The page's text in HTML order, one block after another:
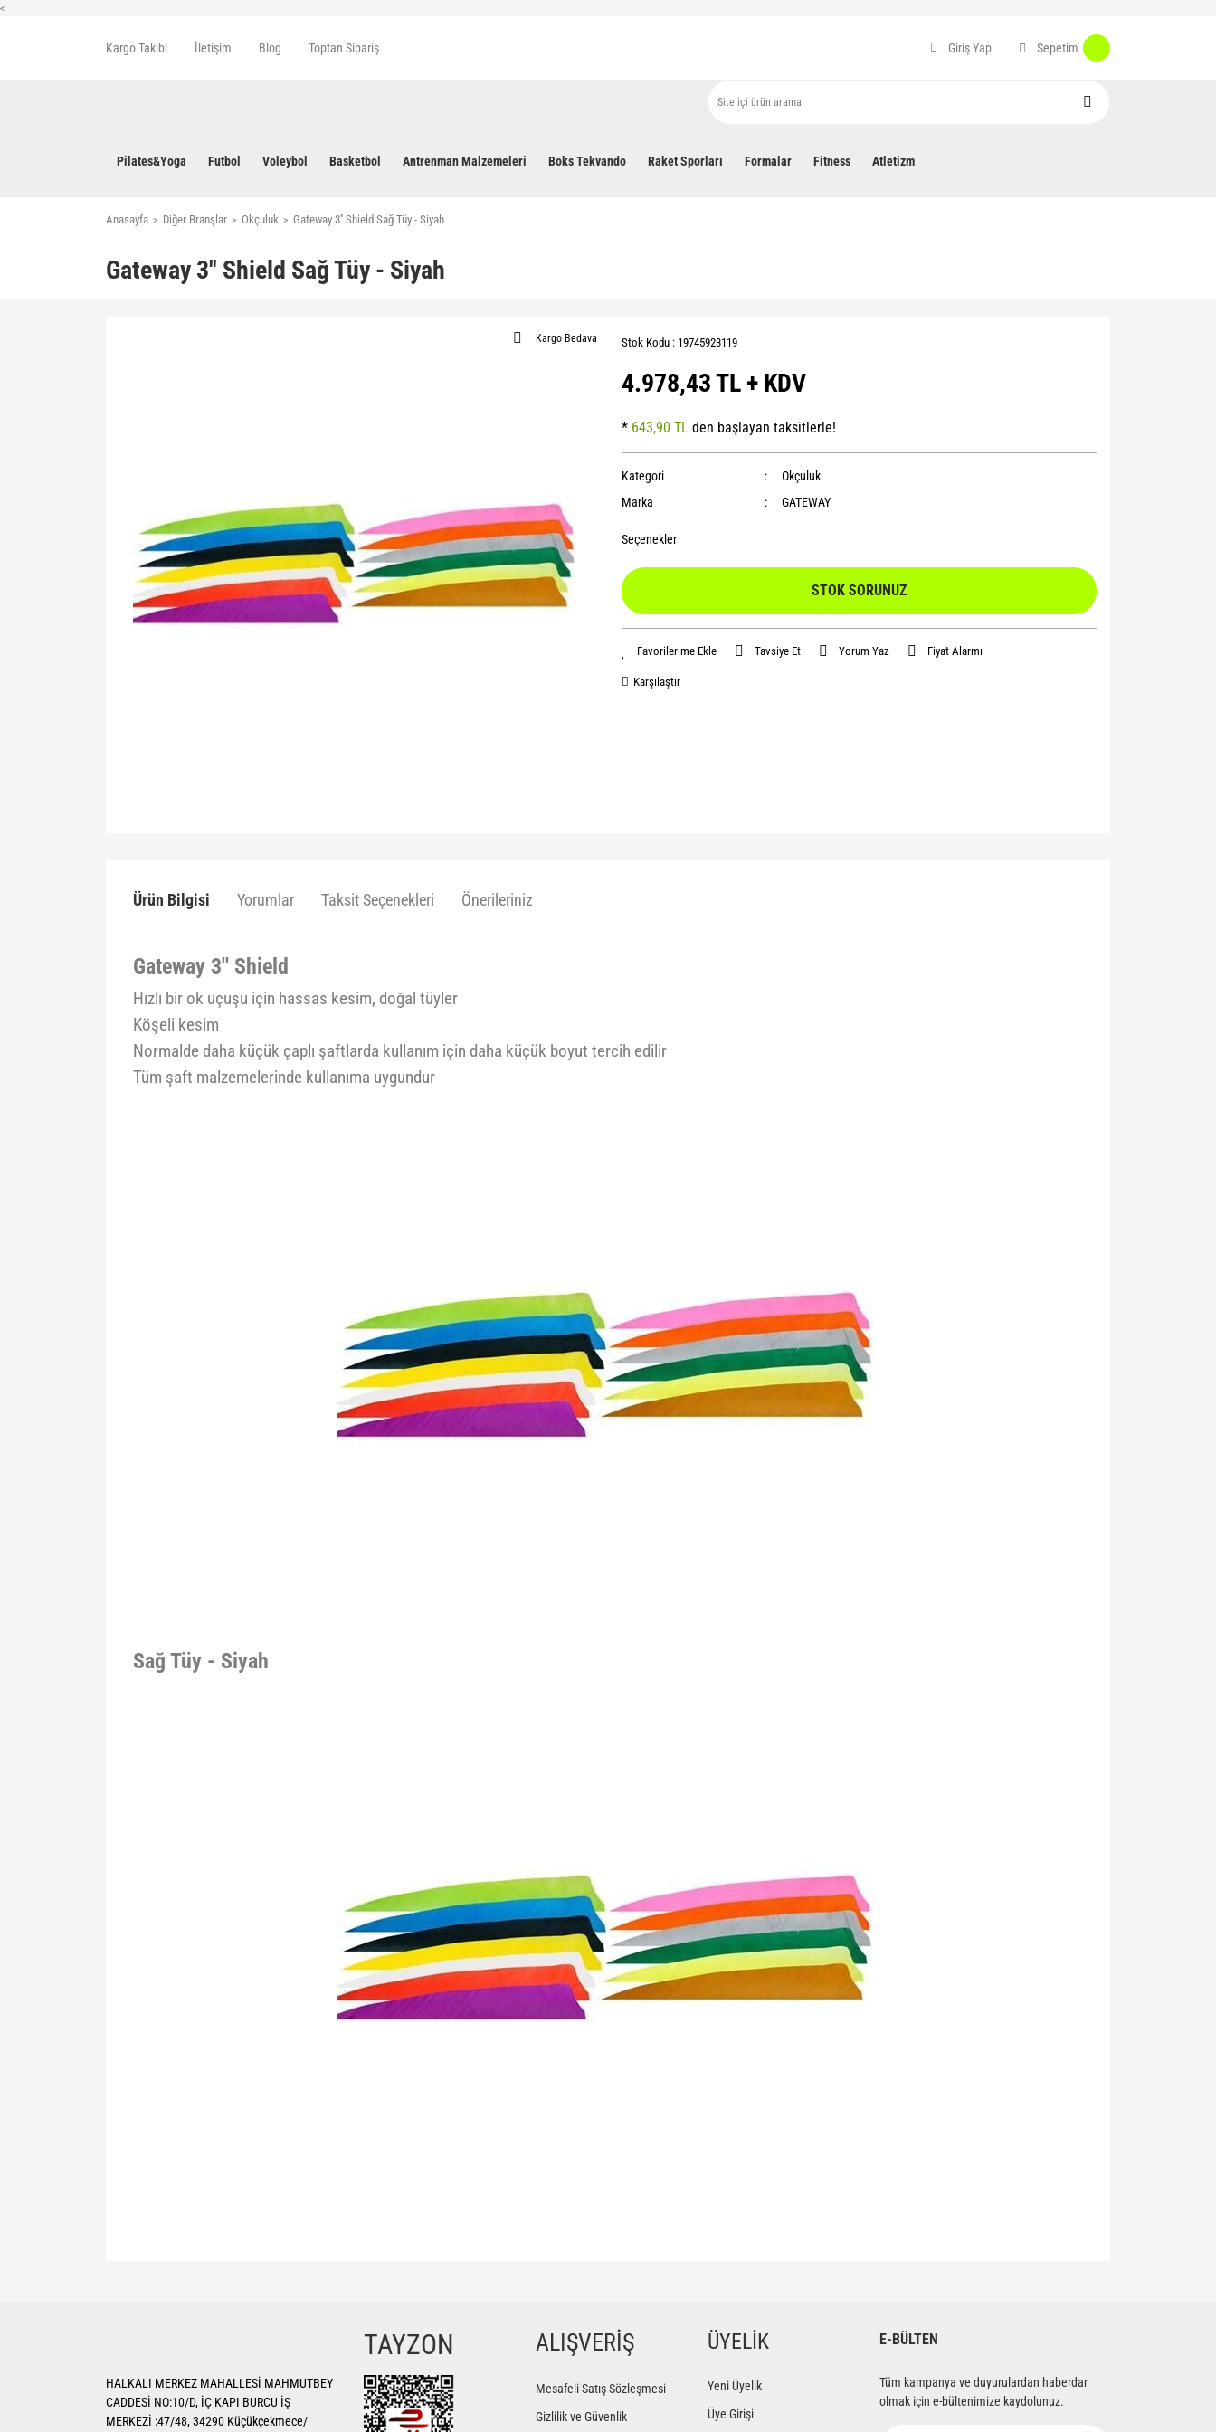
<
Kargo Takibi İletişim Blog Toptan Sipariş Giriş Yap Sepetim
Pilates&Yoga Futbol Voleybol Basketbol Antrenman Malzemeleri Boks Tekvando Raket Sporları Formalar Fitness Atletizm
Anasayfa Diğer Branşlar Okçuluk Gateway 3'' Shield Sağ Tüy - Siyah
Gateway 3'' Shield Sağ Tüy - Siyah
Kargo Bedava Stok Kodu : 19745923119
4.978,43 TL + KDV
* 643,90 TL den başlayan taksitlerle!
Kategori
Okçuluk
Marka
GATEWAY
Seçenekler
STOK SORUNUZ
Tavsiye Et Yorum Yaz Fiyat Alarmı
Karşılaştır
Ürün Bilgisi Yorumlar Taksit Seçenekleri Önerileriniz
Gateway 3'' Shield
Hızlı bir ok uçuşu için hassas kesim, doğal tüyler
Köşeli kesim
Normalde daha küçük çaplı şaftlarda kullanım için daha küçük boyut tercih edilir
Tüm şaft malzemelerinde kullanıma uygundur
Sağ Tüy - Siyah
Yorum Yaz
Ürün resmi kalitesiz, bozuk veya görüntülenemiyor.
Ürün bilgilerinde hatalar bulunuyor.
Ürün fiyatı diğer sitelerden daha pahalı.
HALKALI MERKEZ MAHALLESİ MAHMUTBEY
CADDESİ NO:10/D, İÇ KAPI BURCU İŞ
MERKEZİ :47/48, 34290 Küçükçekmece/
TAYZON ALIŞVERİŞ
Mesafeli Satış Sözleşmesi
Gizlilik ve Güvenlik
ÜYELİK
Yeni Üyelik
Üye Girişi
E-BÜLTEN
Tüm kampanya ve duyurulardan haberdar
olmak için e-bültenimize kaydolunuz.